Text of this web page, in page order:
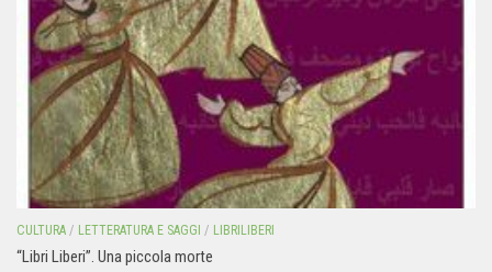
CULTURA / LETTERATURA E SAGGI / LIBRILIBERI
“Libri Liberi”. Una piccola morte